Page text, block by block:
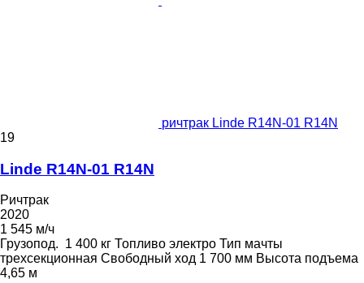
ричтрак Linde R14N-01 R14N
19
Linde R14N-01 R14N
Ричтрак
2020
1 545 м/ч
Грузопод. 1 400 кг Топливо электро Тип мачты
трехсекционная Свободный ход 1 700 мм Высота подъема
4,65 м